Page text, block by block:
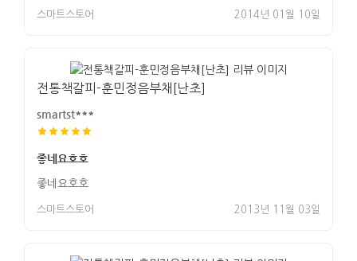
스마트스토어 2014년 01월 10일
전통책갈피-훈민정음부채[난초]
smartst***
좋네요호호
좋네요호호
스마트스토어 2013년 11월 03일